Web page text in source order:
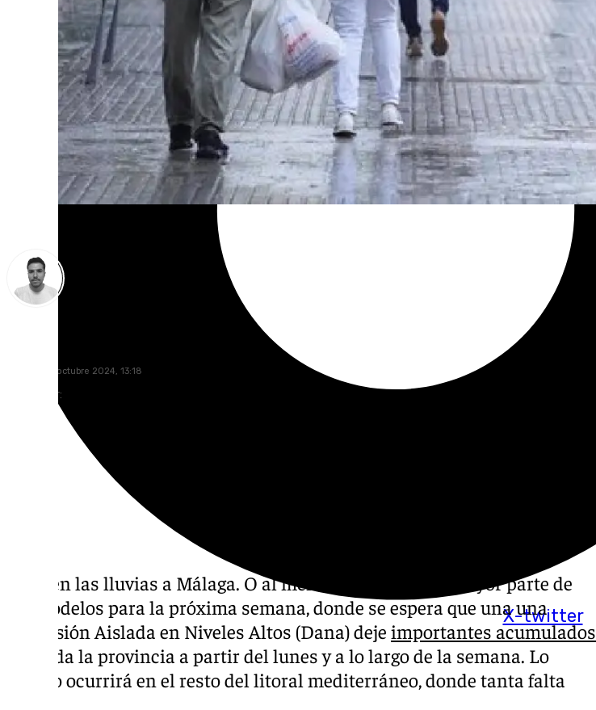
X-twitter
sábado, 26 octubre 2024, 13:18
Compartir:
Vuelven las lluvias a Málaga. O al menos eso prevén la mayor parte de
los modelos para la próxima semana, donde se espera que una una
Depresión Aislada en Niveles Altos (Dana) deje importantes acumulados
por toda la provincia a partir del lunes y a lo largo de la semana. Lo
mismo ocurrirá en el resto del litoral mediterráneo, donde tanta falta